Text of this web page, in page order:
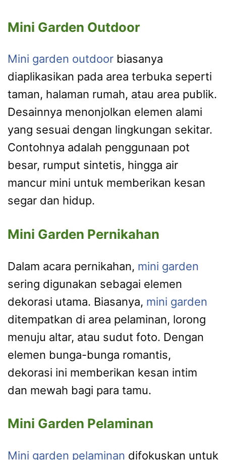
Mini Garden Outdoor
Mini garden outdoor biasanya
diaplikasikan pada area terbuka seperti
taman, halaman rumah, atau area publik.
Desainnya menonjolkan elemen alami
yang sesuai dengan lingkungan sekitar.
Contohnya adalah penggunaan pot
besar, rumput sintetis, hingga air
mancur mini untuk memberikan kesan
segar dan hidup.
Mini Garden Pernikahan
Dalam acara pernikahan, mini garden
sering digunakan sebagai elemen
dekorasi utama. Biasanya, mini garden
ditempatkan di area pelaminan, lorong
menuju altar, atau sudut foto. Dengan
elemen bunga-bunga romantis,
dekorasi ini memberikan kesan intim
dan mewah bagi para tamu.
Mini Garden Pelaminan
Mini garden pelaminan difokuskan untuk